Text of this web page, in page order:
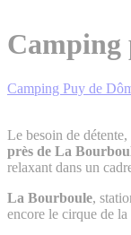
Camping
Camping Puy de
Le besoin de
près de La
relaxant dans un
La Bourboule,
encore le cirque de